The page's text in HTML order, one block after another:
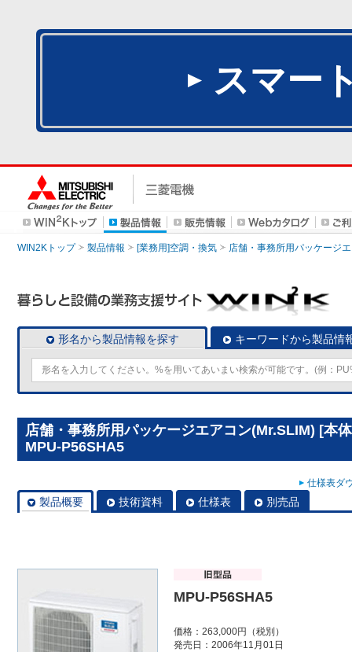
スマー
WIN2Kトップ 製品情報 [業務用]空調・換気 店舗・事務所用パッケージ
形名から製品情報を探す キーワードから製品情
店舗・事務所用パッケージエアコン(Mr.SLIM) [本
MPU-P56SHA5
仕様表ダ
製品概要 技術資料 仕様表 別売品
MPU-P56SHA5
価格：263,000円（税別）
発売日：2006年11月01日